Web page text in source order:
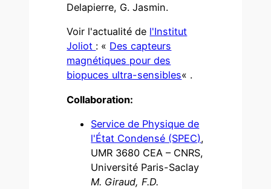
Delapierre, G. Jasmin.
Voir l'actualité de l'Institut
Joliot : « Des capteurs
magnétiques pour des
biopuces ultra-sensibles« .
Collaboration:
Service de Physique de
l'État Condensé (SPEC),
UMR 3680 CEA – CNRS,
Université Paris-Saclay
M. Giraud, F.D.